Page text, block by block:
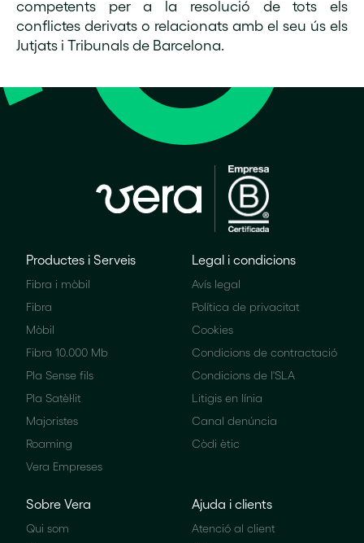
competents per a la resolució de tots els
conflictes derivats o relacionats amb el seu ús els
Jutjats i Tribunals de Barcelona.
Productes i Serveis
Fibra i mòbil
Fibra
Mòbil
Fibra 10.000 Mb
Pla Sense fils
Pla Satèl·lit
Majoristes
Roaming
Vera Empreses
Legal i condicions
Avís legal
Política de privacitat
Cookies
Condicions de contractació
Condicions de l'SLA
Litigis en línia
Canal denúncia
Còdi ètic
Sobre Vera
Qui som
Ajuda i clients
Atenció al client